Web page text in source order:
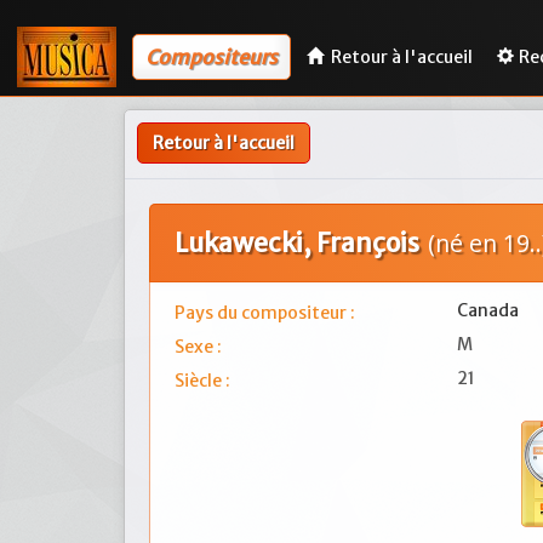
Compositeurs Retour à l'accueil
Retour à l'accueil
Lukawecki, François (né en
Pays du compositeur :
Canada
Sexe :
M
Siècle :
21